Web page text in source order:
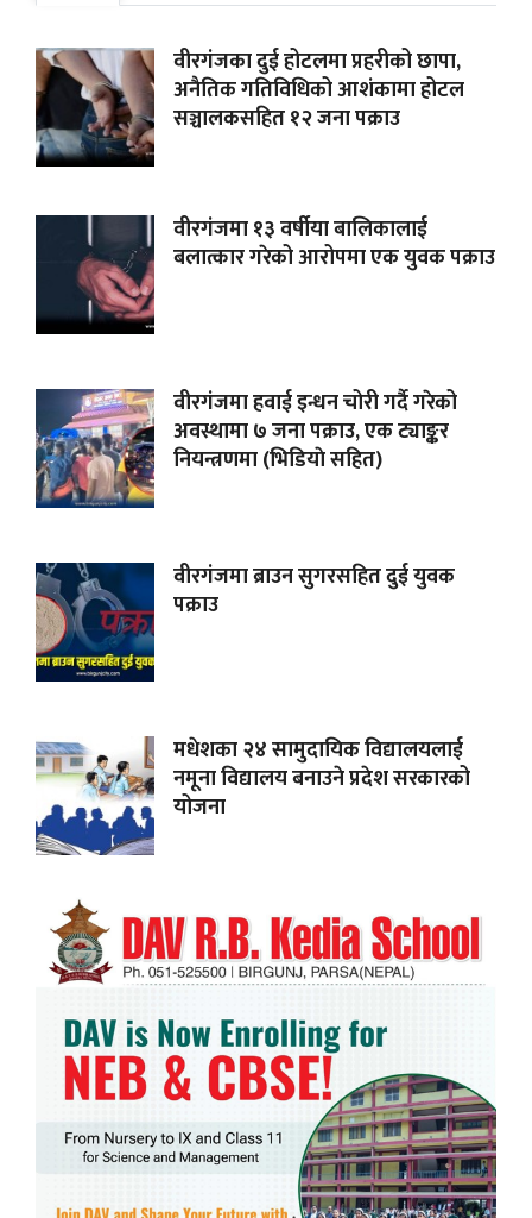
वीरगंजका दुई होटलमा प्रहरीको छापा,
अनैतिक गतिविधिको आशंकामा होटल
सञ्चालकसहित १२ जना पक्राउ
वीरगंजमा १३ वर्षीया बालिकालाई
बलात्कार गरेको आरोपमा एक युवक पक्राउ
वीरगंजमा हवाई इन्धन चोरी गर्दै गरेको
अवस्थामा ७ जना पक्राउ, एक ट्याङ्कर
नियन्त्रणमा (भिडियाे सहित)
वीरगंजमा ब्राउन सुगरसहित दुई युवक
पक्राउ
मधेशका २४ सामुदायिक विद्यालयलाई
नमूना विद्यालय बनाउने प्रदेश सरकारको
योजना